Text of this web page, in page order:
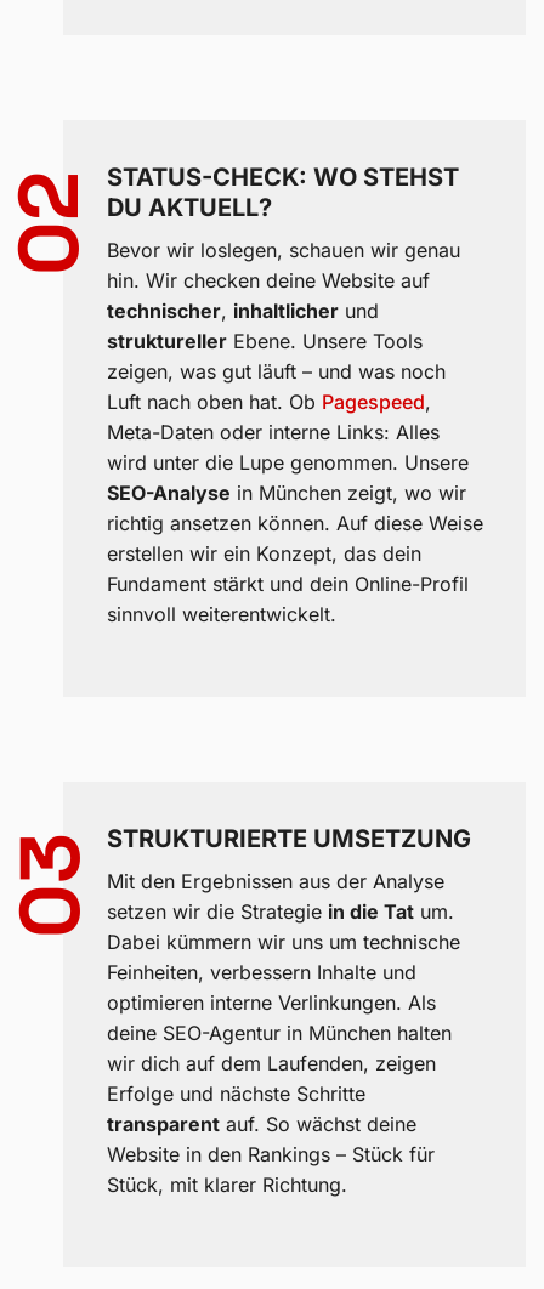
STATUS-CHECK: WO STEHST
DU AKTUELL?
Bevor wir loslegen, schauen wir genau
hin. Wir checken deine Website auf
technischer, inhaltlicher und
struktureller Ebene. Unsere Tools
zeigen, was gut läuft – und was noch
Luft nach oben hat. Ob Pagespeed,
Meta-Daten oder interne Links: Alles
wird unter die Lupe genommen. Unsere
SEO-Analyse in München zeigt, wo wir
richtig ansetzen können. Auf diese Weise
erstellen wir ein Konzept, das dein
Fundament stärkt und dein Online-Profil
sinnvoll weiterentwickelt.
STRUKTURIERTE UMSETZUNG
Mit den Ergebnissen aus der Analyse
setzen wir die Strategie in die Tat um.
Dabei kümmern wir uns um technische
Feinheiten, verbessern Inhalte und
optimieren interne Verlinkungen. Als
deine SEO-Agentur in München halten
wir dich auf dem Laufenden, zeigen
Erfolge und nächste Schritte
transparent auf. So wächst deine
Website in den Rankings – Stück für
Stück, mit klarer Richtung.